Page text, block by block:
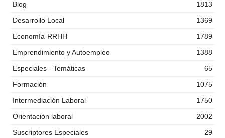
Blog
1813
Desarrollo Local
1369
Economía-RRHH
1789
Emprendimiento y Autoempleo
1388
Especiales - Temáticas
65
Formación
1075
Intermediación Laboral
1750
Orientación laboral
2002
Suscriptores Especiales
29